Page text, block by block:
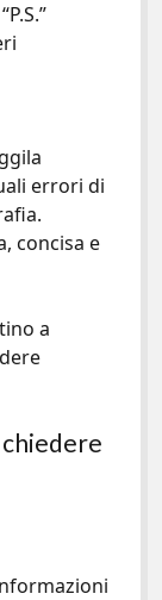
errori di
concisa e
a